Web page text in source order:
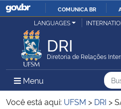
IR
COMUNICA BR
Ministério da Justiça e Segurança Pública
Ministério da Defesa
Ministério das Relações Exteriores
LANGUAGES
DRI
Diretoria de Relações
Menu Menu Principal do
Você está aqui: UFSM > DRI >